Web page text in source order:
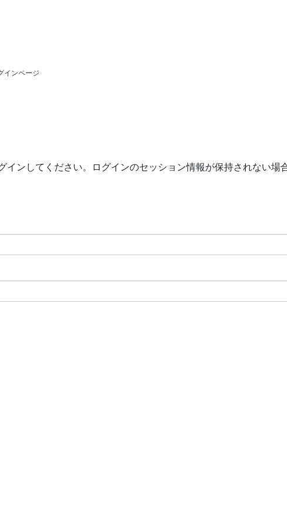
インページ
インしてください。ログインのセッション情報が保持されない場